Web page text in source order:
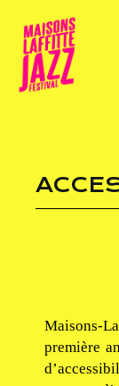
Maisons-
première